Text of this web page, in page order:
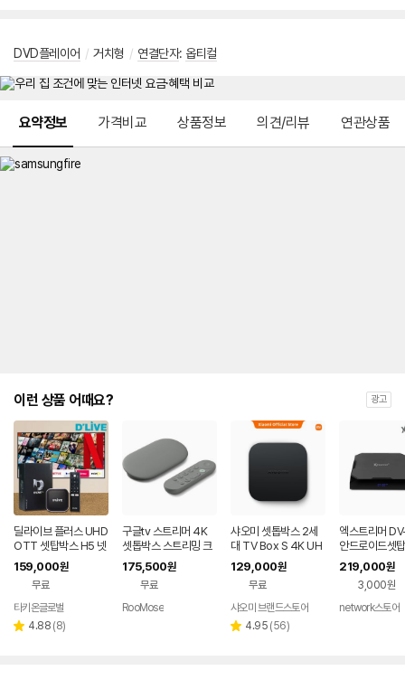
DVD플레이어 / 거치형 / 연결단자: 옵티컬
요약정보 가격비교 상품정보 의견/리뷰 연관상품
이런 상품 어때요? 광고
딜라이브 플러스 UHD
OTT 셋탑박스 H5 넷
플릭스 유튜브 미러링
캠핑
159,000원
무료
타키온글로벌
별 4.88 리
(8)
구글tv 스트리머 4K
셋톱박스 스트리밍 크
롬 캐스트 미국직구 회
색 32 GB 5세대
175,500원
무료
RooMose
샤오미 셋톱박스 2세
대 TV Box S 4K UH
D 스마트티비구글티
비 셋탑박스
129,000원
무료
샤오미 브랜드스토어
별 4.95 리
(56)
엑스트리머
안드로이드셋
UHD 4K
스플레이어
219,000원
3,000원
network스토어